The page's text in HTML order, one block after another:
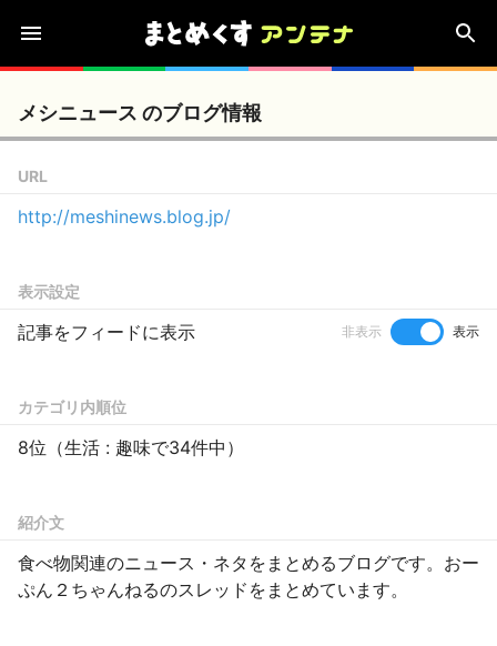
メシニュース のブログ情報
URL
http://meshinews.blog.jp/
表示設定
記事をフィードに表示 非表示 表示
カテゴリ内順位
8位（生活 : 趣味で34件中）
紹介文
食べ物関連のニュース・ネタをまとめるブログです。おー
ぷん２ちゃんねるのスレッドをまとめています。